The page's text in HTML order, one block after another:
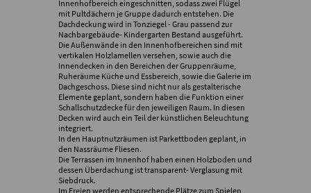
Innenhofbereich eingeschnitten, sodass zwei Flügel
mit Pultdächern je Gruppe dadurch entstehen. Die
Dachdeckung wird in Tonziegel - Grau passend zur
Nachbargebäude- Kindergarten Bestand ausgeführt.
Die Außenwände in den Innenhofbereichen sind mit
vertikalen Holzlamellen versehen, sowie auch die
Innendecken in den Bereichen der Gruppenräume,
Ruheräume Küche und Essbereich, sowie die Galerie im
Dachgeschoss. Diese sind nicht nur als gestalterische
Elemente geplant, sondern haben die Funktion einer
Schallschutzdecke für den jeweiligen Raum. In diesen
Decken wird auch ein Teil der künstlichen Beleuchtung
integriert.
In den Hauptnutzräumen ist Parkettboden geplant, in
den Nassräume Fliesen.
Die Terrassen im Innenhof haben einen Holzboden und
dessen Überdachung ist transparent- Verglasung mit
Siebdruck.
Im Freien werden entsprechende Plätze zum Spielen